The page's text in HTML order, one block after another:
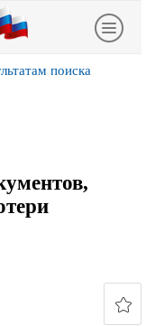
поиска